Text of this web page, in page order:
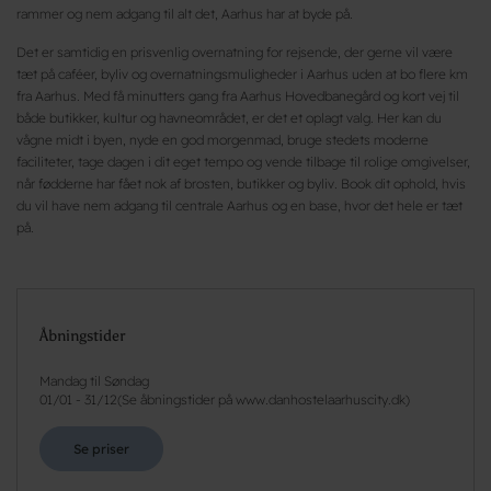
rammer og nem adgang til alt det, Aarhus har at byde på.
Det er samtidig en prisvenlig overnatning for rejsende, der gerne vil være
tæt på caféer, byliv og overnatningsmuligheder i Aarhus uden at bo flere km
fra Aarhus. Med få minutters gang fra Aarhus Hovedbanegård og kort vej til
både butikker, kultur og havneområdet, er det et oplagt valg. Her kan du
vågne midt i byen, nyde en god morgenmad, bruge stedets moderne
faciliteter, tage dagen i dit eget tempo og vende tilbage til rolige omgivelser,
når fødderne har fået nok af brosten, butikker og byliv. Book dit ophold, hvis
du vil have nem adgang til centrale Aarhus og en base, hvor det hele er tæt
på.
Åbningstider
Mandag til Søndag
01/01 - 31/12( Se åbningstider på www.danhostelaarhuscity.dk)
Se priser